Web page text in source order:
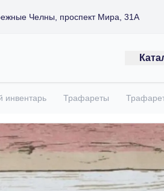
Челны, проспект Мира, 31А
инвентарь Трафареты